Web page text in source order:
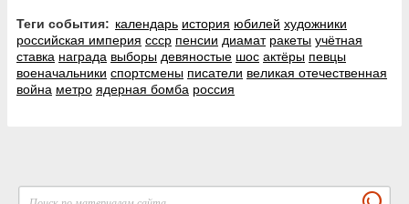
Теги события: календарь история юбилей художники
российская империя ссср пенсии диамат ракеты учётная
ставка награда выборы девяностые шос актёры певцы
военачальники спортсмены писатели великая отечественная
война метро ядерная бомба россия